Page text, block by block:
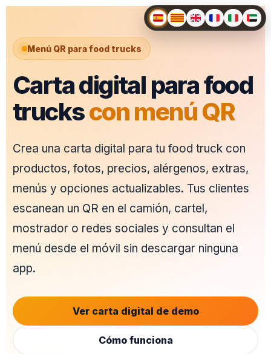
Menú QR para food trucks
Carta digital para food
truckscon menú QR
Crea una carta digital para tu food truck con
productos, fotos, precios, alérgenos, extras,
menús y opciones actualizables. Tus clientes
escanean un QR en el camión, cartel,
mostrador o redes sociales y consultan el
menú desde el móvil sin descargar ninguna
app.
Ver carta digital de demo
Cómo funciona